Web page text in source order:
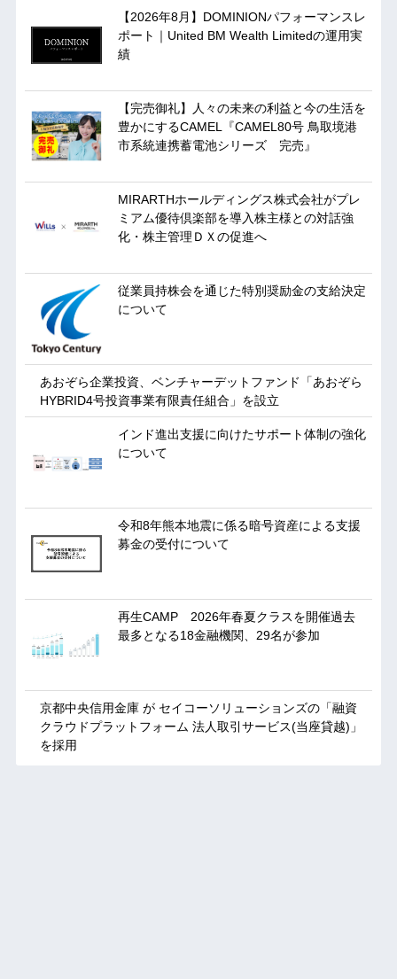
【2026年8月】DOMINIONパフォーマンスレ
ポート｜United BM Wealth Limitedの運用実
績
【完売御礼】人々の未来の利益と今の生活を
豊かにするCAMEL『CAMEL80号 鳥取境港
市系統連携蓄電池シリーズ 完売』
MIRARTHホールディングス株式会社がプレ
ミアム優待倶楽部を導入株主様との対話強
化・株主管理ＤＸの促進へ
従業員持株会を通じた特別奨励金の支給決定
について
あおぞら企業投資、ベンチャーデットファンド「あおぞら
HYBRID4号投資事業有限責任組合」を設立
インド進出支援に向けたサポート体制の強化
について
令和8年熊本地震に係る暗号資産による支援
募金の受付について
再生CAMP 2026年春夏クラスを開催過去
最多となる18金融機関、29名が参加
京都中央信用金庫 が セイコーソリューションズの「融資
クラウドプラットフォーム 法人取引サービス(当座貸越)」
を採用